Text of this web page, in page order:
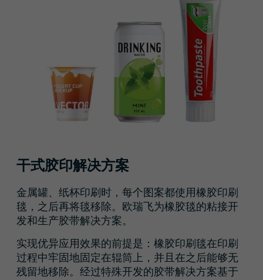
干式胶印解决方案
金属罐、纸杯印刷时，每个图案都使用橡胶印刷
毯，之后再将毯移除。欧瑞飞为橡胶毯的粘接开
发和生产胶带解决方案。
实现优异应用效果的前提是：橡胶印刷毯在印刷
过程中牢固地固定在辊筒上，并且在之后能够无
残留地移除。经过特殊开发的胶带解决方案基于